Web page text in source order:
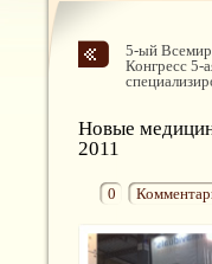
5-ый
Конгресс 5-
Новые
2011
0